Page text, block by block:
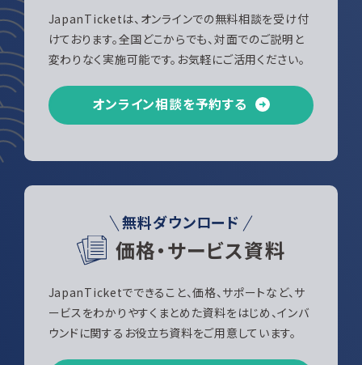
JapanTicketは、オンラインでの無料相談を受け付
けております。全国どこからでも、対面でのご説明と
変わりなく実施可能です。お気軽にご活用ください。
オンライン相談を予約する
無料ダウンロード
価格・サービス資料
JapanTicketでできること、価格、サポートなど、サ
ービスをわかりやすくまとめた資料をはじめ、インバ
ウンドに関するお役立ち資料をご用意しています。